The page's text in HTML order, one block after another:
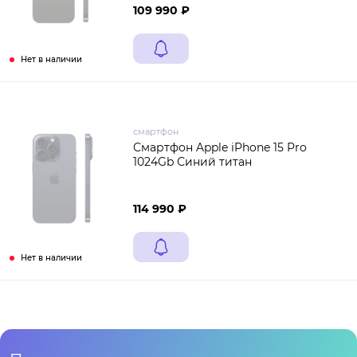
Нет в наличии
109 990 ₽
Нет в наличии
смартфон
Смартфон Apple iPhone 15 Pro
1024Gb Синий титан
114 990 ₽